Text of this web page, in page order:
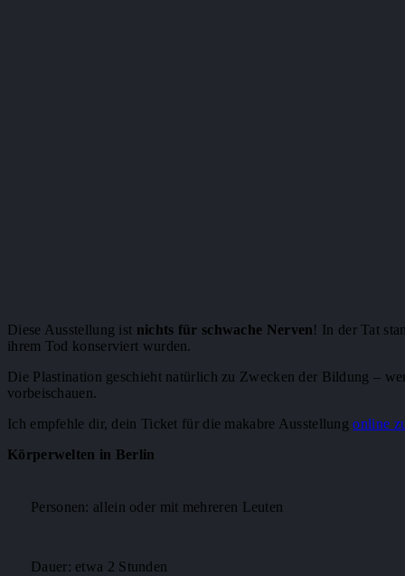
Diese Ausstellung ist nichts für schwache Nerven! In der Tat
ihrem Tod konserviert wurden.
Die Plastination geschieht natürlich zu Zwecken der Bildung –
vorbeischauen.
Ich empfehle dir, dein Ticket für die makabre Ausstellungonline
Körperwelten in Berlin
Personen: allein oder mit mehreren Leuten
Dauer: etwa 2 Stunden